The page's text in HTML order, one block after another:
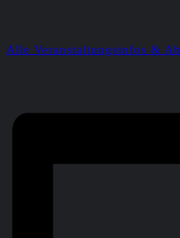
Alle Veranstaltungsinfos &